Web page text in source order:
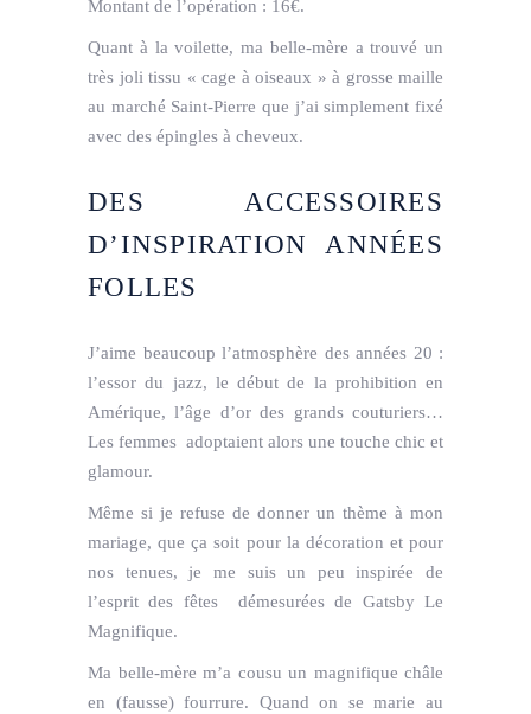
Montant de l’opération : 16€.
Quant à la voilette, ma belle-mère a trouvé un
très joli tissu « cage à oiseaux » à grosse maille
au marché Saint-Pierre que j’ai simplement fixé
avec des épingles à cheveux.
DES ACCESSOIRES
D’INSPIRATION ANNÉES
FOLLES
J’aime beaucoup l’atmosphère des années 20 :
l’essor du jazz, le début de la prohibition en
Amérique, l’âge d’or des grands couturiers…
Les femmes adoptaient alors une touche chic et
glamour.
Même si je refuse de donner un thème à mon
mariage, que ça soit pour la décoration et pour
nos tenues, je me suis un peu inspirée de
l’esprit des fêtes démesurées de Gatsby Le
Magnifique.
Ma belle-mère m’a cousu un magnifique châle
en (fausse) fourrure. Quand on se marie au